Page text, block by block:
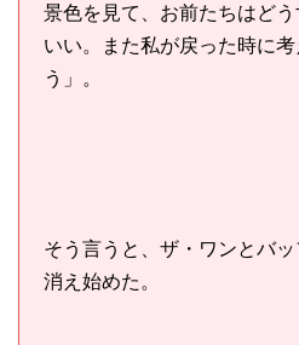
景色を見て、お前たちはど
いい。また私が戻った時に
う」。
そう言うと、ザ・ワンとバ
消え始めた。